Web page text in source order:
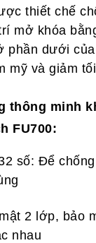
thiết chế
mở khóa
phần dưới
mỹ và giảm
thông minh
FU700:
số: Để
2 lớp, bảo
nhau